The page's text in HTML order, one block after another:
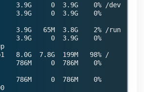
3.9G     0  3.9G    0% /dev
3.9G     0  3.9G    0%
3.9G   65M  3.8G    2% /run
3.9G     0  3.9G    0%
8.0G  7.8G  199M   98% /
786M     0  786M    0%
786M     0  786M    0%